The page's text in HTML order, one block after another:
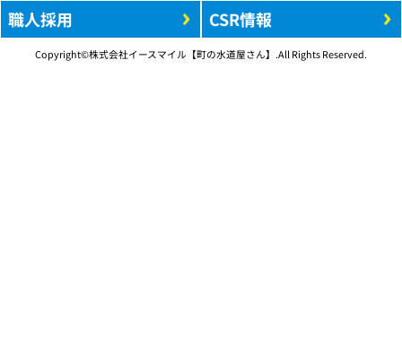
職人採用
CSR情報
Copyright©株式会社イースマイル【町の水道屋さん】.All Rights Reserved.